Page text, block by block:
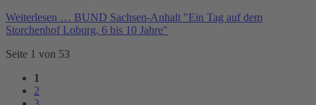
Weiterlesen … BUND Sachsen-Anhalt "Ein Tag auf dem
Storchenhof Loburg, 6 bis 10 Jahre"
Seite 1 von 53
1
2